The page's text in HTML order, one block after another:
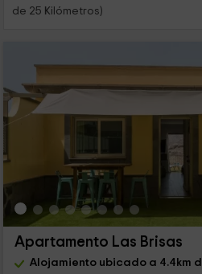
de 25 Kilómetros)
Apartamento Las Brisas
Alojamiento ubicado a 4.4km